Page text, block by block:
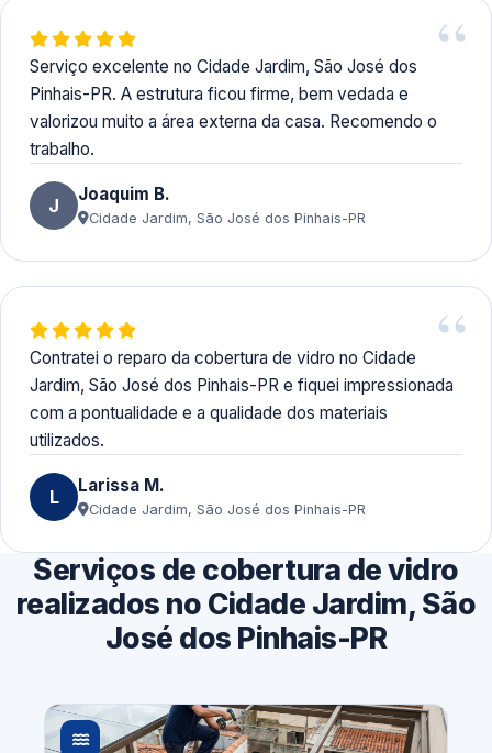
Serviço excelente no Cidade Jardim, São José dos
Pinhais-PR. A estrutura ficou firme, bem vedada e
valorizou muito a área externa da casa. Recomendo o
trabalho.
J Joaquim B.
Cidade Jardim, São José dos Pinhais-PR
Contratei o reparo da cobertura de vidro no Cidade
Jardim, São José dos Pinhais-PR e fiquei impressionada
com a pontualidade e a qualidade dos materiais
utilizados.
L Larissa M.
Cidade Jardim, São José dos Pinhais-PR
Serviços de cobertura de vidro
realizados no Cidade Jardim, São
José dos Pinhais-PR